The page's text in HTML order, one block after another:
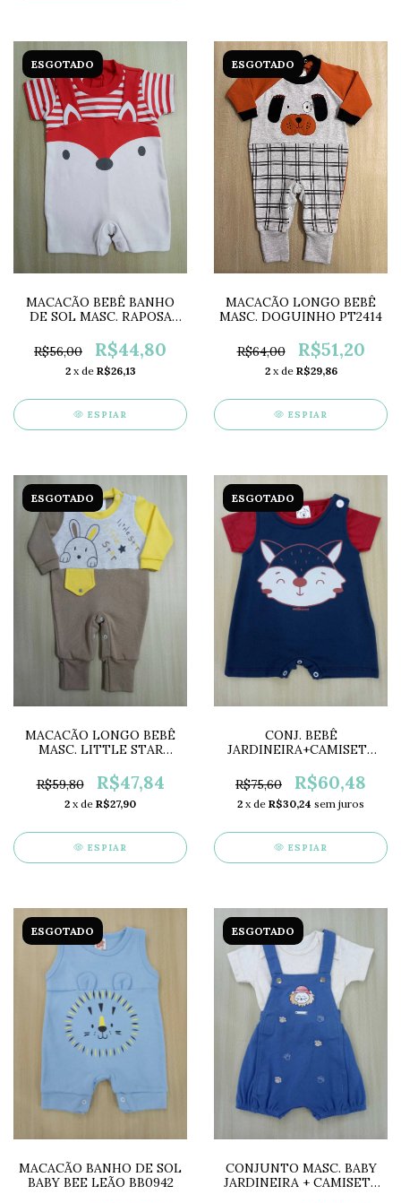
ESGOTADO
MACACÃO BEBÊ BANHO
DE SOL MASC. RAPOSA
R$56,00
R$44,80
2 x de R$26,13
ESPIAR
ESGOTADO
MACACÃO LONGO BEBÊ
MASC. DOGUINHO PT2414
R$64,00 R$51,20
2 x de R$29,86
ESPIAR
ESGOTADO
MACACÃO LONGO BEBÊ
MASC. LITTLE STAR
R$59,80
R$47,84
2 x de R$27,90
ESPIAR
ESGOTADO
CONJ. BEBÊ
JARDINEIRA+CAMISETA
R$75,60
R$60,48
2 x de R$30,24 sem juros
ESPIAR
ESGOTADO
MACACÃO BANHO DE SOL
BABY BEE LEÃO BB0942
ESGOTADO
CONJUNTO MASC. BABY
JARDINEIRA + CAMISETA